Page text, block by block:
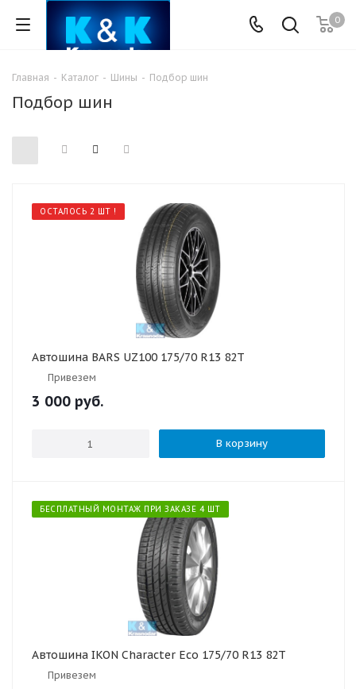
0
Главная - Каталог - Шины - Подбор шин
Подбор шин
ОСТАЛОСЬ 2 ШТ !
Автошина BARS UZ100 175/70 R13 82T
Привезем
3 000 руб.
В корзину
БЕСПЛАТНЫЙ МОНТАЖ ПРИ ЗАКАЗЕ 4 ШТ
Автошина IKON Character Eco 175/70 R13 82T
Привезем